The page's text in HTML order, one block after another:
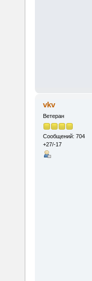
vkv
Ветеран
Сообщений: 704
+27/-17